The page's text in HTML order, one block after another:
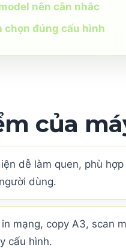
nên cân nhắc
chọn đúng cấu hình
của
dễ làm quen, phù hợp
dùng.
mạng, copy A3, scan
cấu hình.